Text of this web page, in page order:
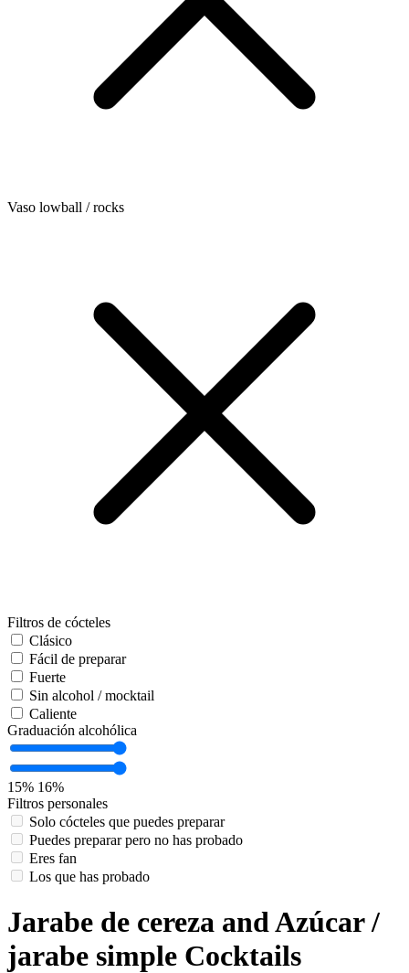
Vaso lowball / rocks
Filtros de cócteles
Clásico
Fácil de preparar
Fuerte
Sin alcohol / mocktail
Caliente
Graduación alcohólica
15% 16%
Filtros personales
Solo cócteles que puedes preparar
Puedes preparar pero no has probado
Eres fan
Los que has probado
Jarabe de cereza and Azúcar /
jarabe simple Cocktails